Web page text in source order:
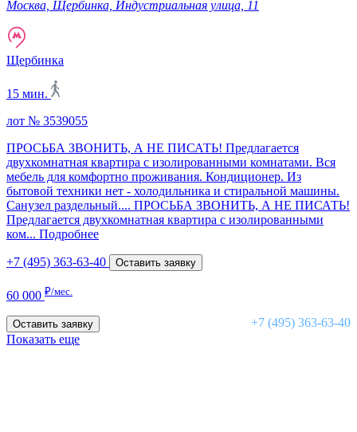
Москва, Щербинка, Индустриальная улица, 11
Щербинка
15 мин.
лот № 3539055
ПРОСЬБА ЗВОНИТЬ, А НЕ ПИСАТЬ! Предлагается
двухкомнатная квартира с изолированными комнатами. Вся
мебель для комфортно проживания. Кондиционер. Из
бытовой техники нет - холодильника и стиральной машины.
Санузел раздельный.... ПРОСЬБА ЗВОНИТЬ, А НЕ ПИСАТЬ!
Предлагается двухкомнатная квартира с изолированными
ком... Подробнее
+7 (495) 363-63-40 Оставить заявку
60 000 ₽/мес.
+7 (495) 363-63-40
Оставить заявку
Показать еще